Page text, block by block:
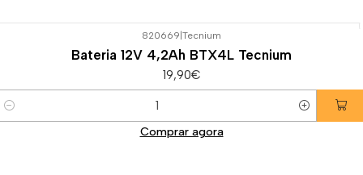
820669 Tecnium
Bateria 12V 4,2Ah BTX4L Tecnium
19,90€
Comprar agora